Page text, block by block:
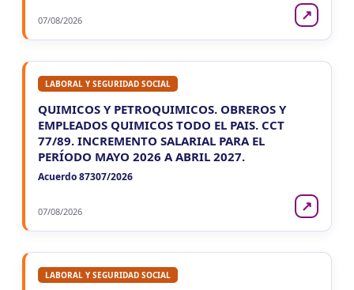
07/08/2026 ↗
LABORAL Y SEGURIDAD SOCIAL
QUIMICOS Y PETROQUIMICOS. OBREROS Y
EMPLEADOS QUIMICOS TODO EL PAIS. CCT
77/89. INCREMENTO SALARIAL PARA EL
PERÍODO MAYO 2026 A ABRIL 2027.
Acuerdo 87307/2026
07/08/2026 ↗
LABORAL Y SEGURIDAD SOCIAL